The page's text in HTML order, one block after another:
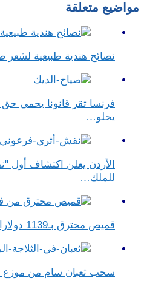
مواضيع متعلقة
نصائح هندية طبيعية
فرنسا تقر قانونا يحمي حق
يحلو…
الأردن يعلن اكتشاف أول
للملك…
قميص محترق بـ1139 دولارا.. هل تفقد الموضة عقلها؟
سحب ثعبان سام من موزع